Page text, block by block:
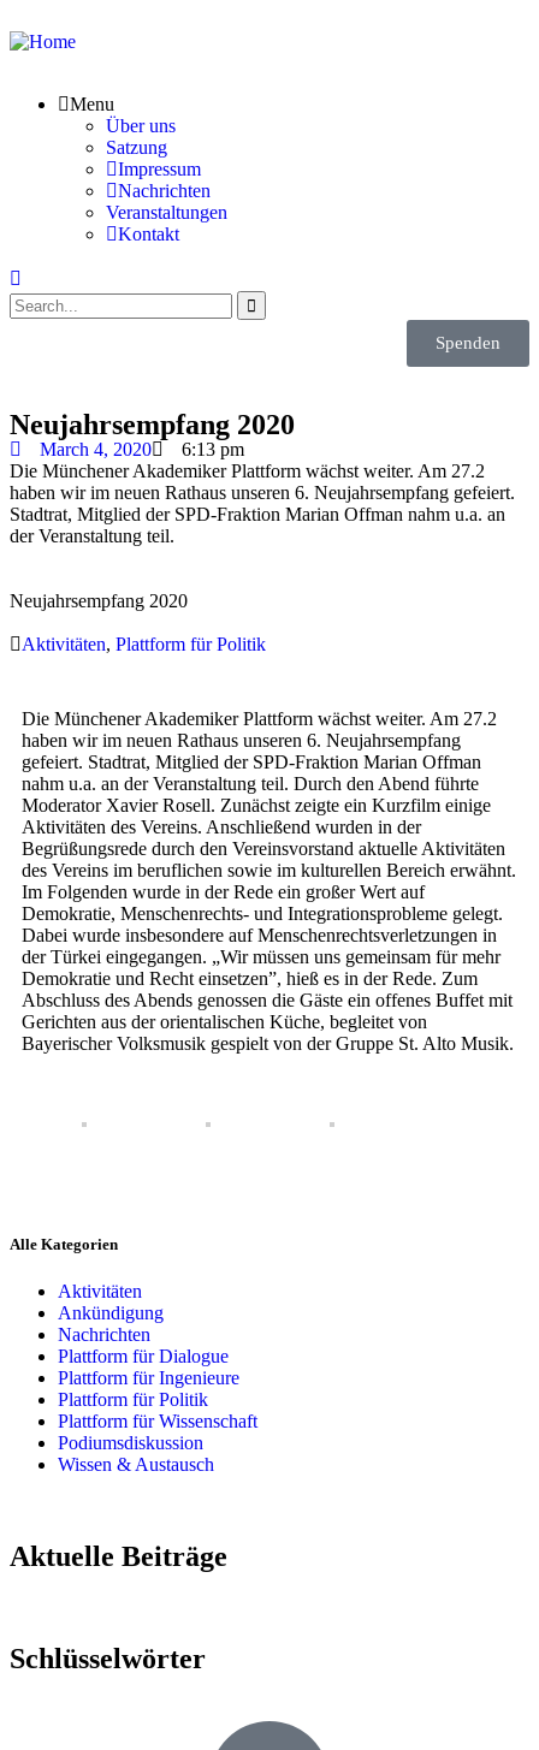
Menu
Über uns
Satzung
Impressum
Nachrichten
Veranstaltungen
Kontakt
Spenden
Neujahrsempfang 2020
March 4, 2020
6:13 pm
Die Münchener Akademiker Plattform wächst weiter. Am 27.2
haben wir im neuen Rathaus unseren 6. Neujahrsempfang gefeiert.
Stadtrat, Mitglied der SPD-Fraktion Marian Offman nahm u.a. an
der Veranstaltung teil.
Neujahrsempfang 2020
Aktivitäten, Plattform für Politik
Die Münchener Akademiker Plattform wächst weiter. Am 27.2
haben wir im neuen Rathaus unseren 6. Neujahrsempfang
gefeiert. Stadtrat, Mitglied der SPD-Fraktion Marian Offman
nahm u.a. an der Veranstaltung teil. Durch den Abend führte
Moderator Xavier Rosell. Zunächst zeigte ein Kurzfilm einige
Aktivitäten des Vereins. Anschließend wurden in der
Begrüßungsrede durch den Vereinsvorstand aktuelle Aktivitäten
des Vereins im beruflichen sowie im kulturellen Bereich erwähnt.
Im Folgenden wurde in der Rede ein großer Wert auf
Demokratie, Menschenrechts- und Integrationsprobleme gelegt.
Dabei wurde insbesondere auf Menschenrechtsverletzungen in
der Türkei eingegangen. „Wir müssen uns gemeinsam für mehr
Demokratie und Recht einsetzen”, hieß es in der Rede. Zum
Abschluss des Abends genossen die Gäste ein offenes Buffet mit
Gerichten aus der orientalischen Küche, begleitet von
Bayerischer Volksmusik gespielt von der Gruppe St. Alto Musik.
Alle Kategorien
Aktivitäten
Ankündigung
Nachrichten
Plattform für Dialogue
Plattform für Ingenieure
Plattform für Politik
Plattform für Wissenschaft
Podiumsdiskussion
Wissen & Austausch
Aktuelle Beiträge
Schlüsselwörter